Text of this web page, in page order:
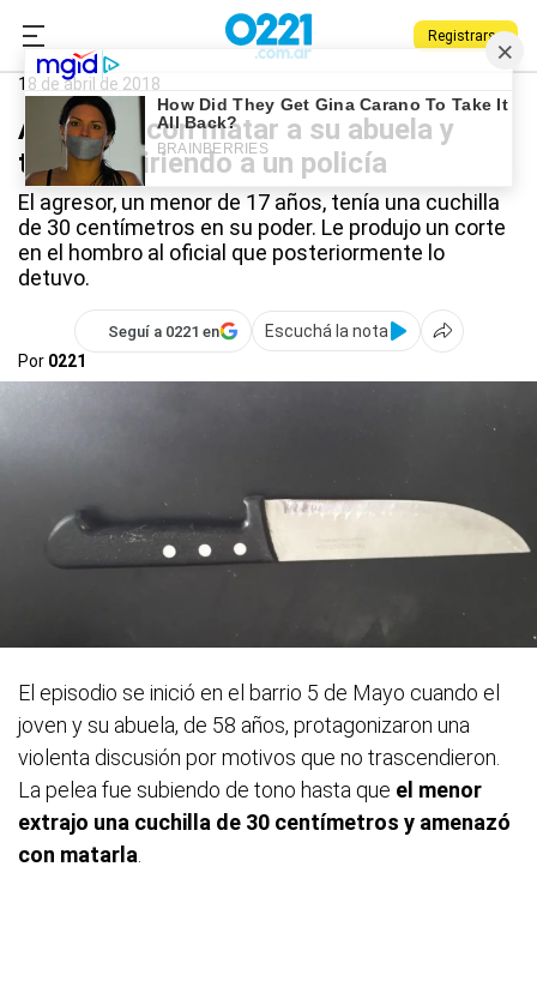
Registrarse
0221.com.ar
Ensenada amenaza de muerte
18 de abril de 2018
Amenazó con matar a su abuela y
terminó hiriendo a un policía
El agresor, un menor de 17 años, tenía una cuchilla
de 30 centímetros en su poder. Le produjo un corte
en el hombro al oficial que posteriormente lo
detuvo.
Seguí a 0221 en
Escuchá la nota
Por 0221
El episodio se inició en el barrio 5 de Mayo cuando el
joven y su abuela, de 58 años, protagonizaron una
violenta discusión por motivos que no trascendieron.
La pelea fue subiendo de tono hasta que el menor
extrajo una cuchilla de 30 centímetros y amenazó
con matarla